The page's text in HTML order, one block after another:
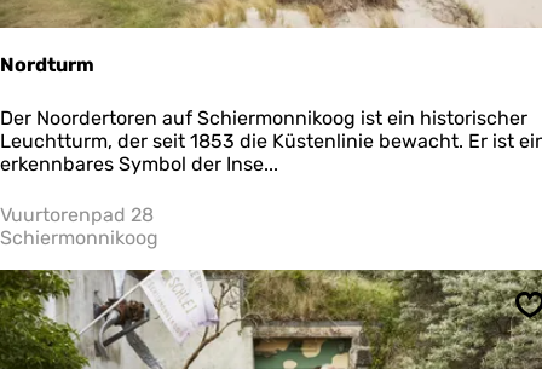
Nordturm
N
o
r
t
u
m
Der Noordertoren auf Schiermonnikoog ist ein historischer
Leuchtturm, der seit 1853 die Küstenlinie bewacht. Er ist
erkennbares Symbol der Inse...
Vuurtorenpad 28
Schiermonnikoog